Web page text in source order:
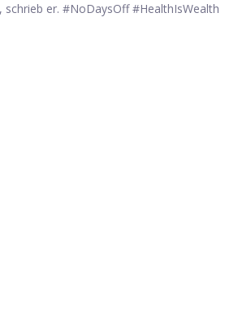
schrieb er. #NoDaysOff #HealthIsWealth